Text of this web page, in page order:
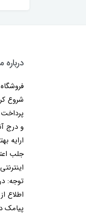
درباره
شروع
و درج
ارایه
جلب
توجه:
پیامک